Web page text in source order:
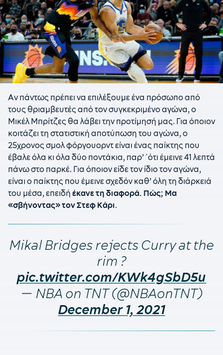
Αν πάντως πρέπει να επιλέξουμε ένα πρόσωπο από
τους θριαμβευτές από τον συγκεκριμένο αγώνα, ο
Μικέλ Μπρίτζες θα λάβει την προτίμησή μας. Για όποιον
κοιτάζει τη στατιστική αποτύπωση του αγώνα, ο
25χρονος σμολ φόργουορντ είναι ένας παίκτης που
έβαλε όλα κι όλα δύο ποντάκια, παρ’ ΄ότι έμεινε 41 λεπτά
πάνω στο παρκέ. Για όποιον είδε τον ίδιο τον αγώνα,
είναι ο παίκτης που έμεινε σχεδόν καθ’ όλη τη διάρκειά
του μέσα, επειδή έκανε τη διαφορά. Πώς; Μα
«σβήνοντας» τον Στεφ Κάρι.
Mikal Bridges rejects Curry at the
rim ?
pic.twitter.com/KWk4gSbD5u
— NBA on TNT (@NBAonTNT)
December 1, 2021